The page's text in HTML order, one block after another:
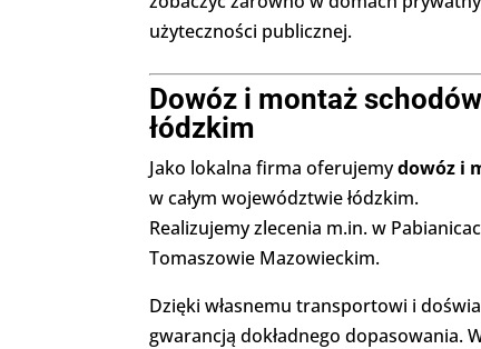
użyteczności publicznej.
Dowóz i montaż
łódzkim
Jako lokalna firma oferujemydowóz i
w całym województwie łódzkim.
Realizujemy zlecenia m.in. w
Tomaszowie Mazowieckim.
Dzięki własnemu transportowi i
gwarancją dokładnego dopasowania.